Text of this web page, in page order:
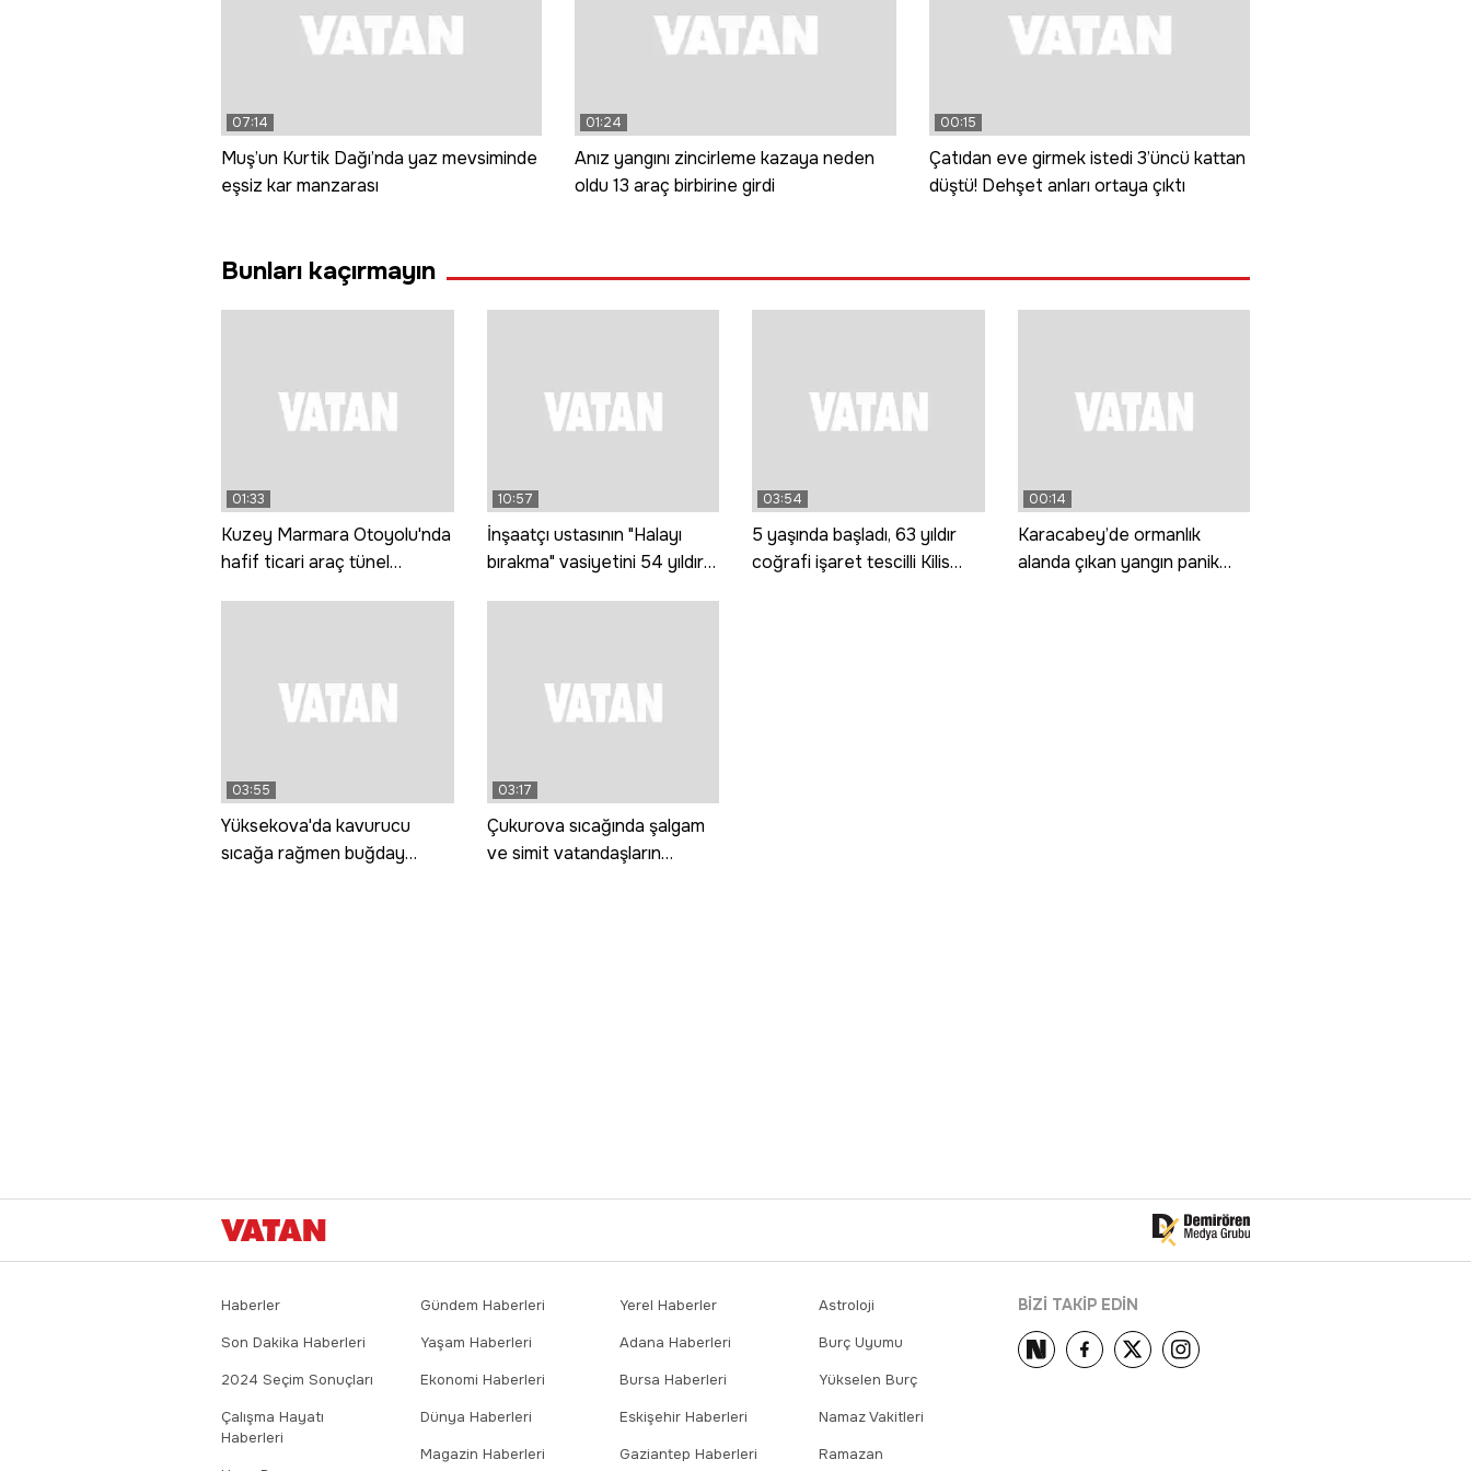
07:14
Muş’un Kurtik Dağı’nda yaz mevsiminde
eşsiz kar manzarası
01:24
Anız yangını zincirleme kazaya neden
oldu 13 araç birbirine girdi
00:15
Çatıdan eve girmek istedi 3’üncü kattan
düştü! Dehşet anları ortaya çıktı
Bunları kaçırmayın
01:33
Kuzey Marmara Otoyolu'nda
hafif ticari araç tünel
10:57
İnşaatçı ustasının "Halayı
bırakma" vasiyetini 54 yıldır
03:54
5 yaşında başladı, 63 yıldır
coğrafi işaret tescilli Kilis
00:14
Karacabey’de ormanlık
alanda çıkan yangın panik
03:55
Yüksekova'da kavurucu
sıcağa rağmen buğday
03:17
Çukurova sıcağında şalgam
ve simit vatandaşların
Haberler
Son Dakika Haberleri
2024 Seçim Sonuçları
Çalışma Hayatı
Haberleri
Gündem Haberleri
Yaşam Haberleri
Ekonomi Haberleri
Dünya Haberleri
Magazin Haberleri
Yerel Haberler
Adana Haberleri
Bursa Haberleri
Eskişehir Haberleri
Gaziantep Haberleri
Astroloji
Burç Uyumu
Yükselen Burç
Namaz Vakitleri
Ramazan
BİZİ TAKİP EDİN